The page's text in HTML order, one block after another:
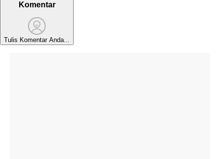
Komentar
Tulis Komentar Anda...